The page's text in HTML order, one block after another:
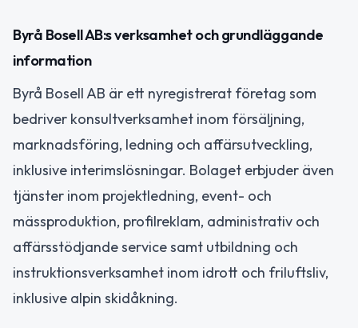
Byrå Bosell AB:s verksamhet och grundläggande
information
Byrå Bosell AB är ett nyregistrerat företag som
bedriver konsultverksamhet inom försäljning,
marknadsföring, ledning och affärsutveckling,
inklusive interimslösningar. Bolaget erbjuder även
tjänster inom projektledning, event- och
mässproduktion, profilreklam, administrativ och
affärsstödjande service samt utbildning och
instruktionsverksamhet inom idrott och friluftsliv,
inklusive alpin skidåkning.